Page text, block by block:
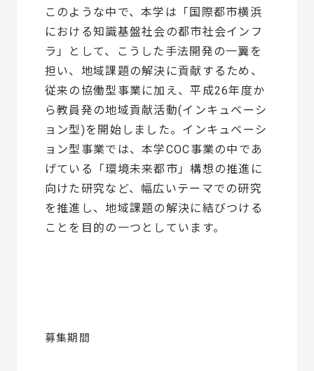
このような中で、本学は「国際都市横浜
における知識基盤社会の都市社会インフ
ラ」として、こうした手法開発の一翼を
担い、地域課題の解決に貢献するため、
従来の協働型事業に加え、平成26年度か
ら教員発の地域貢献活動(インキュベーシ
ョン型)を開始しました。インキュベーシ
ョン型事業では、本学COC事業の中であ
げている「環境未来都市」構想の推進に
向けた研究など、幅広いテーマでの研究
を推進し、地域課題の解決に結びつける
ことを目的の一つとしています。
募集期間